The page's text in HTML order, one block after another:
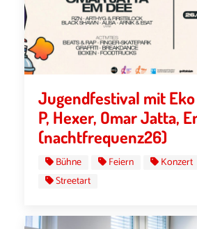
Jugendfestival mit Eko
P, Hexer, Omar Jatta,
(nachtfrequenz26)
Bühne Feiern Konzert
Streetart